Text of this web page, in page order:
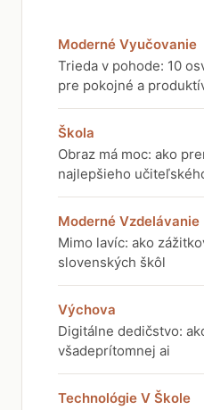
Moderné Vyučovanie
Trieda v pohode: 10
pre pokojné a
Škola
Obraz má moc: ako
najlepšieho
Moderné Vzdelávanie
Mimo lavíc: ako
slovenských škôl
Výchova
Digitálne dedičstvo:
všadeprítomnej ai
Technológie V Škole